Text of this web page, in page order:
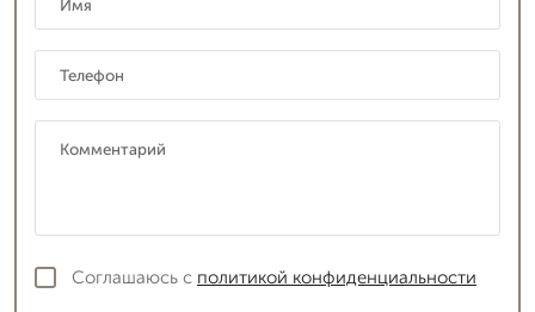
Соглашаюсь с политикой конфиденциальности